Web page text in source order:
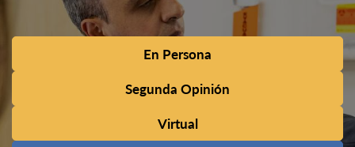
En Persona
Segunda Opinión
Virtual